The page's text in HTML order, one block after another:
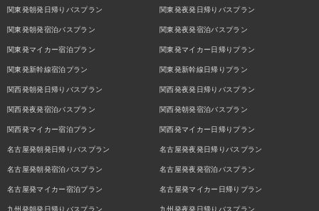
関東発朝発日帰りバスプラン 関東発夜発日帰りバスプラン
関東発朝発宿泊バスプラン 関東発夜発宿泊バスプラン
関東発マイカー宿泊プラン 関東発マイカー日帰りプラン
関東発新幹線宿泊プラン 関東発新幹線日帰りプラン
関西発朝発日帰りバスプラン 関西発夜発日帰りバスプラン
関西発夜発宿泊バスプラン 関西発朝発宿泊バスプラン
関西発マイカー宿泊プラン 関西発マイカー日帰りプラン
名古屋発朝発日帰りバスプラン 名古屋発夜発日帰りバスプラン
名古屋発朝発宿泊バスプラン 名古屋発夜発宿泊バスプラン
名古屋発マイカー宿泊プラン 名古屋発マイカー日帰りプラン